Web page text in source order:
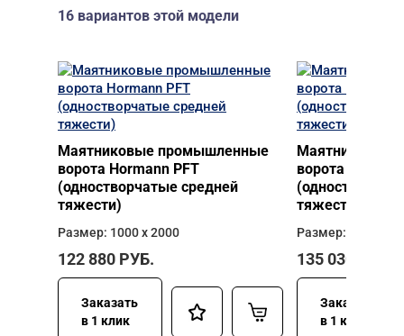
16 вариантов этой модели
Маятниковые промышленные
ворота Hormann PFT
(одностворчатые средней
тяжести)
Размер: 1000 х 2000
122 880 РУБ.
Заказать
в 1 клик
Маятниковые
ворота
тяжести)
Размер: 1000 х
135 030
Заказать
в 1 клик